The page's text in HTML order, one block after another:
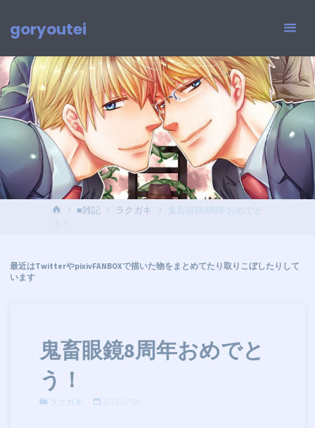
ツ
へ
ス
キ
ッ
goryoutei
ホ
ー
■雑記 ラクガキ
鬼畜眼鏡8周年おめでと
う！
最近はTwitterやpixivFANBOXで描いた物をまとめてたり取りこぼしたりして
います
鬼畜眼鏡8周年おめでと
う！
ラクガキ 2015-07-20